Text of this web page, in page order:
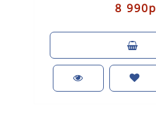
8 990р